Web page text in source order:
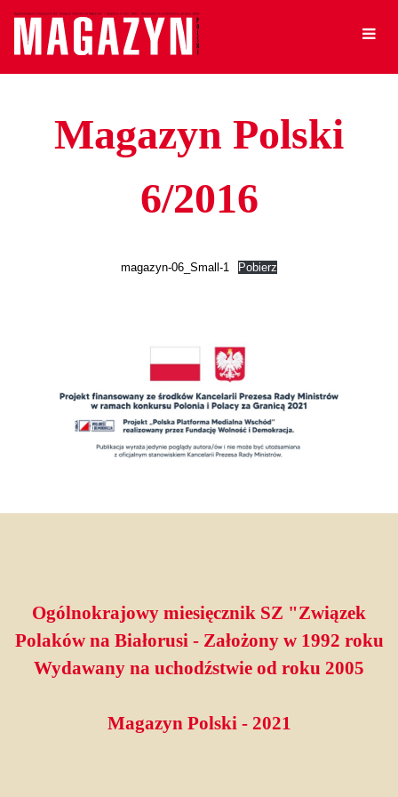
Magazyn Polski
6/2016
magazyn-06_Small-1 Pobierz
Ogólnokrajowy miesięcznik SZ "Związek
Polaków na Białorusi - Założony w 1992 roku
Wydawany na uchodźstwie od roku 2005
Magazyn Polski - 2021